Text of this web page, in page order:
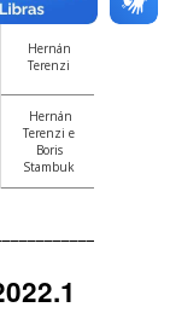
Hernán
Terenzi
Hernán
Terenzi e
Boris
Stambuk